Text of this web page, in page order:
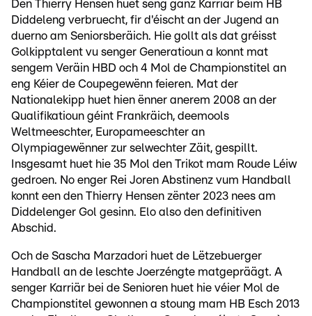
Den Thierry Hensen huet seng ganz Karriär beim HB
Diddeleng verbruecht, fir d'éischt an der Jugend an
duerno am Seniorsberäich. Hie gollt als dat gréisst
Golkipptalent vu senger Generatioun a konnt mat
sengem Veräin HBD och 4 Mol de Championstitel an
eng Kéier de Coupegewënn feieren. Mat der
Nationalekipp huet hien ënner anerem 2008 an der
Qualifikatioun géint Frankräich, deemools
Weltmeeschter, Europameeschter an
Olympiagewënner zur selwechter Zäit, gespillt.
Insgesamt huet hie 35 Mol den Trikot mam Roude Léiw
gedroen. No enger Rei Joren Abstinenz vum Handball
konnt een den Thierry Hensen zënter 2023 nees am
Diddelenger Gol gesinn. Elo also den definitiven
Abschid.
Och de Sascha Marzadori huet de Lëtzebuerger
Handball an de leschte Joerzéngte matgepräägt. A
senger Karriär bei de Senioren huet hie véier Mol de
Championstitel gewonnen a stoung mam HB Esch 2013